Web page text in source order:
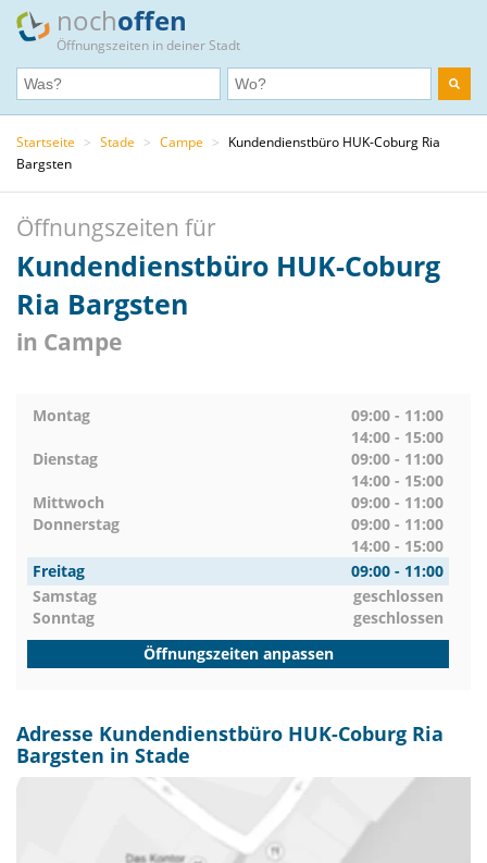
nochoffen
Öffnungszeiten in deiner Stadt
Startseite > Stade > Campe > Kundendienstbüro HUK-Coburg Ria
Bargsten
Öffnungszeiten für
Kundendienstbüro HUK-Coburg
Ria Bargsten
in Campe
Montag
09:00 - 11:00
14:00 - 15:00
Dienstag
09:00 - 11:00
14:00 - 15:00
Mittwoch
09:00 - 11:00
Donnerstag
09:00 - 11:00
14:00 - 15:00
Freitag
09:00 - 11:00
Samstag
geschlossen
Sonntag
geschlossen
Öffnungszeiten anpassen
Adresse Kundendienstbüro HUK-Coburg Ria
Bargsten in Stade